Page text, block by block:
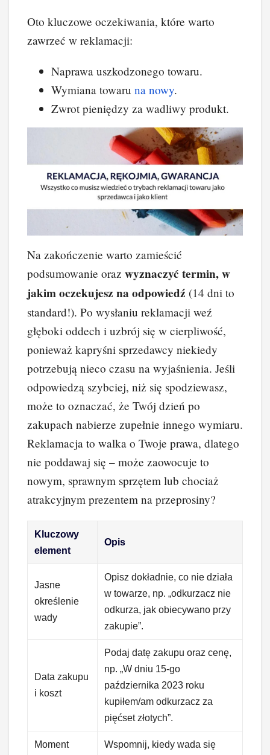
Oto kluczowe oczekiwania, które warto
zawrzeć w reklamacji:
Naprawa uszkodzonego towaru.
Wymiana towaru na nowy.
Zwrot pieniędzy za wadliwy produkt.
Na zakończenie warto zamieścić
podsumowanie oraz wyznaczyć termin, w
jakim oczekujesz na odpowiedź (14 dni to
standard!). Po wysłaniu reklamacji weź
głęboki oddech i uzbrój się w cierpliwość,
ponieważ kapryśni sprzedawcy niekiedy
potrzebują nieco czasu na wyjaśnienia. Jeśli
odpowiedzą szybciej, niż się spodziewasz,
może to oznaczać, że Twój dzień po
zakupach nabierze zupełnie innego wymiaru.
Reklamacja to walka o Twoje prawa, dlatego
nie poddawaj się – może zaowocuje to
nowym, sprawnym sprzętem lub chociaż
atrakcyjnym prezentem na przeprosiny?
Kluczowy
element
Opis
Jasne
określenie
wady
Opisz dokładnie, co nie działa
w towarze, np. „odkurzacz nie
odkurza, jak obiecywano przy
zakupie”.
Data zakupu
i koszt
Podaj datę zakupu oraz cenę,
np. „W dniu 15-go
października 2023 roku
kupiłem/am odkurzacz za
pięćset złotych”.
Moment Wspomnij, kiedy wada się